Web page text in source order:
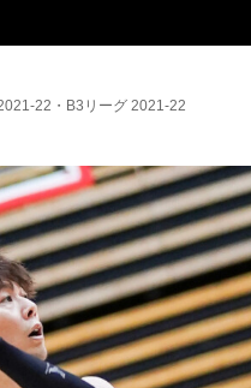
22・B3リーグ 2021-22